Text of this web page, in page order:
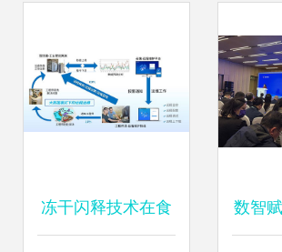
冻干闪释技术在食 数智